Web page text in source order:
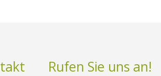
Rufen Sie uns an!